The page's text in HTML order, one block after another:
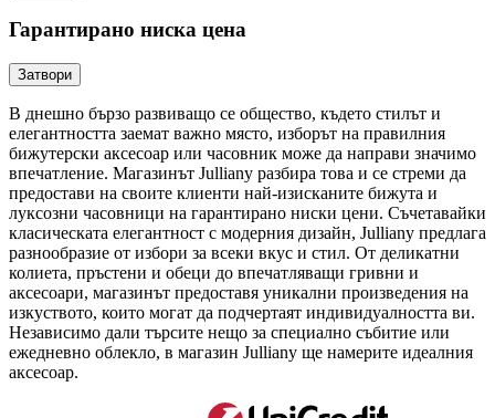
Гарантирано ниска цена
Затвори
В днешно бързо развиващо се общество, където стилът и
елегантността заемат важно място, изборът на правилния
бижутерски аксесоар или часовник може да направи значимо
впечатление. Магазинът Julliany разбира това и се стреми да
предостави на своите клиенти най-изисканите бижута и
луксозни часовници на гарантирано ниски цени. Съчетавайки
класическата елегантност с модерния дизайн, Julliany предлага
разнообразие от избори за всеки вкус и стил. От деликатни
колиета, пръстени и обеци до впечатляващи гривни и
аксесоари, магазинът предоставя уникални произведения на
изкуството, които могат да подчертаят индивидуалността ви.
Независимо дали търсите нещо за специално събитие или
ежедневно облекло, в магазин Julliany ще намерите идеалния
аксесоар.